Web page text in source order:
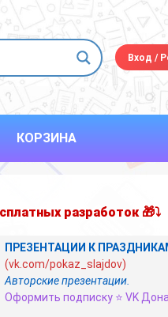
Вход /
КОРЗИНА
разработок 🎁⤵
ПРЕЗЕНТАЦИИ К
(vk.com/pokaz_slajdov)
Авторские презентации.
Оформить подписку ⭐ VK